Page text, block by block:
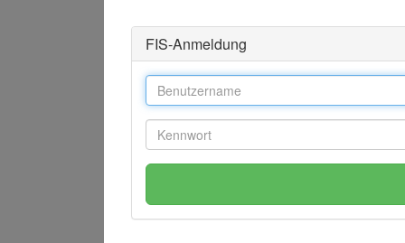
FIS-Anmeldung